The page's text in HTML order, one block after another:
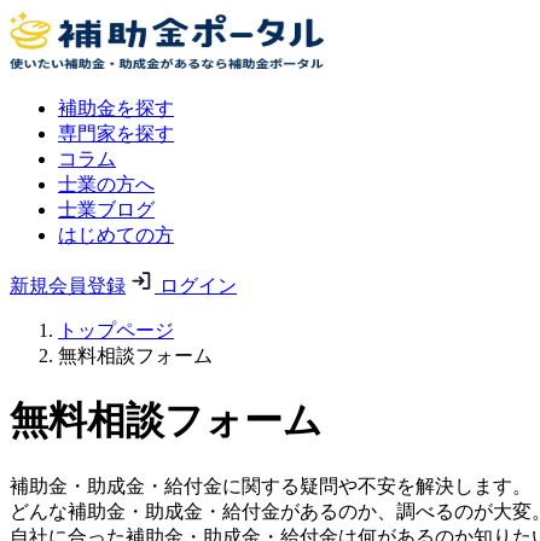
補助金を探す
専門家を探す
コラム
士業の方へ
士業ブログ
はじめての方
新規会員登録 ログイン
トップページ
無料相談フォーム
無料相談フォーム
補助金・助成金・給付金に関する疑問や不安を解決します。
どんな補助金・助成金・給付金があるのか、調べるのが大変。
自社に合った補助金・助成金・給付金は何があるのか知りた